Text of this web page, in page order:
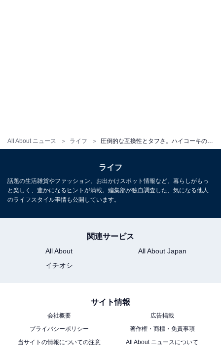
All About ニュース ライフ
HiKOKI(ハイコーキ) 第2世代マルチボルト蓄電池 36V
2.5Ah/18V 5.0Ah 0037-9241 BSL36A18X
日々のDIY作業や現場仕事をよりパワフルで効率的にし
てくれるバッテリー。気になる人はぜひチェックしてみ
てください。
ライフ
話題の生活雑貨やファッション、お出かけスポット情報など、暮らしがもっ
と楽しく、豊かになるヒントが満載。編集部が独自調査した、気になる他人
のライフスタイル事情も公開しています。
関連サービス
All About
All About Japan
イチオシ
サイト情報
会社概要
広告掲載
プライバシーポリシー
著作権・商標・免責事項
当サイトの情報についての注意
All About ニュースについて